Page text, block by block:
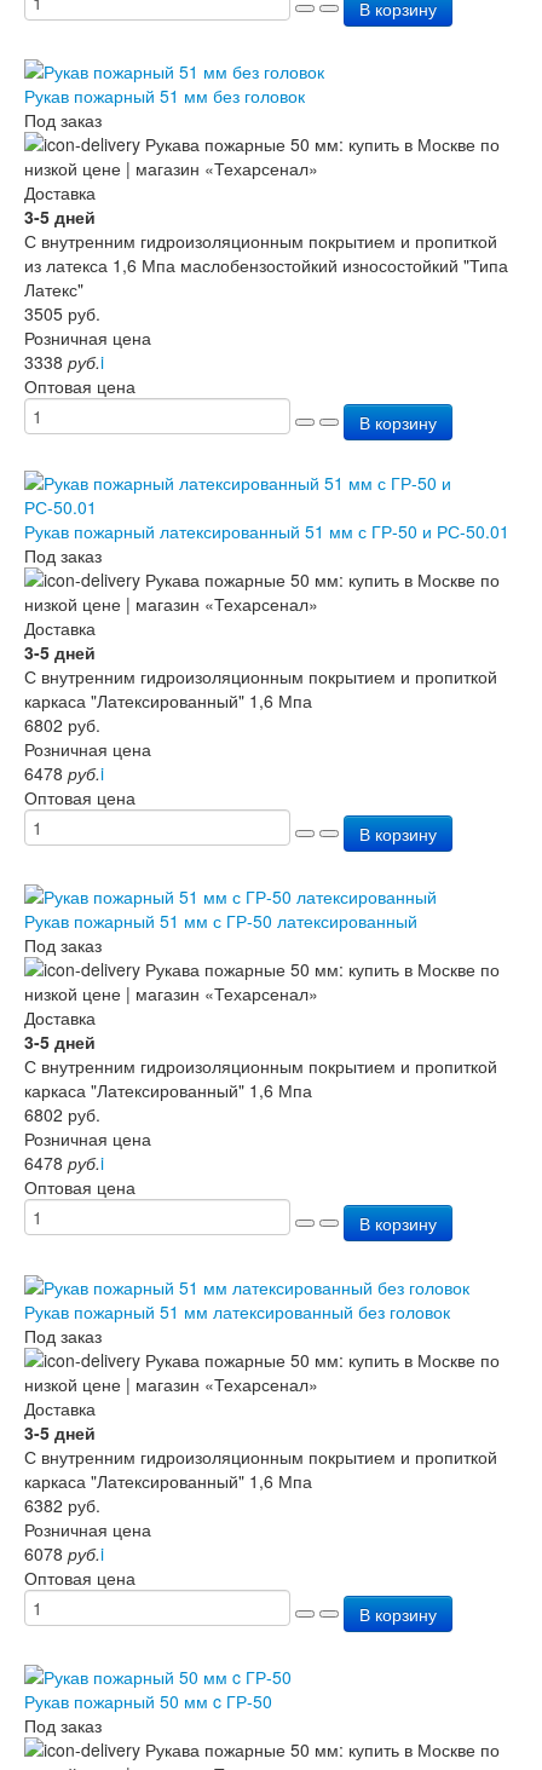
В корзину
Рукав пожарный 51 мм без головок
Под заказ
Доставка
3-5 дней
С внутренним гидроизоляционным покрытием и пропиткой
из латекса 1,6 Мпа маслобензостойкий износостойкий "Типа
Латекс"
3505 руб.
Розничная цена
3338 руб.i
Оптовая цена
В корзину
Рукав пожарный латексированный 51 мм с ГР-50 и РС-50.01
Под заказ
Доставка
3-5 дней
С внутренним гидроизоляционным покрытием и пропиткой
каркаса "Латексированный" 1,6 Мпа
6802 руб.
Розничная цена
6478 руб.i
Оптовая цена
В корзину
Рукав пожарный 51 мм с ГР-50 латексированный
Под заказ
Доставка
3-5 дней
С внутренним гидроизоляционным покрытием и пропиткой
каркаса "Латексированный" 1,6 Мпа
6802 руб.
Розничная цена
6478 руб.i
Оптовая цена
В корзину
Рукав пожарный 51 мм латексированный без головок
Под заказ
Доставка
3-5 дней
С внутренним гидроизоляционным покрытием и пропиткой
каркаса "Латексированный" 1,6 Мпа
6382 руб.
Розничная цена
6078 руб.i
Оптовая цена
В корзину
Рукав пожарный 50 мм c ГР-50
Под заказ